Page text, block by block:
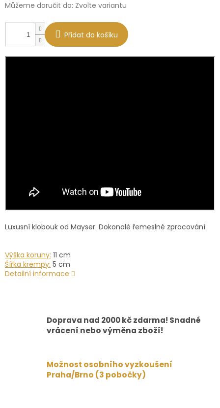
Můžeme doručit do: Zvolte variantu
Přidat do košíku
Luxusní klobouk od Mayser. Dokonalé řemeslné zpracování.
Výška koruny: 11 cm
Šířka krempy: 5 cm
Detailní informace
Doprava nad 2000 kč zdarma! Snadné
vrácení nebo výměna zboží!
Možnost osobního vyzkoušení
Praha/Brno (3 pobočky)